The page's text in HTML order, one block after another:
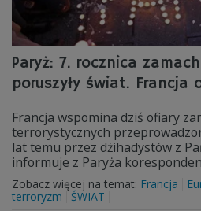
Paryż: 7. rocznica
poruszyły świat. Francja
Francja wspomina dziś ofiary
terrorystycznych
lat temu przez dżihadystów z
informuje z Paryża
Zobacz więcej na temat: Francja
terroryzm
ŚWIAT